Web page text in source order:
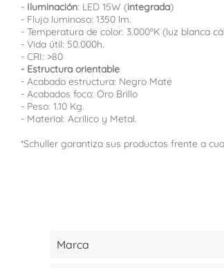
- Iluminación: LED 15W (integrada)
- Flujo luminoso: 1350 lm.
- Temperatura de color: 3.000ºK (luz blanca
- Vida útil: 50.000h.
- CRI: >80
- Estructura orientable
- Acabado estructura: Negro Mate
- Acabados foco: Oro Brillo
- Peso: 1.10 Kg.
- Material: Acrílico y Metal.
*Schuller garantiza sus productos frente a
Marca